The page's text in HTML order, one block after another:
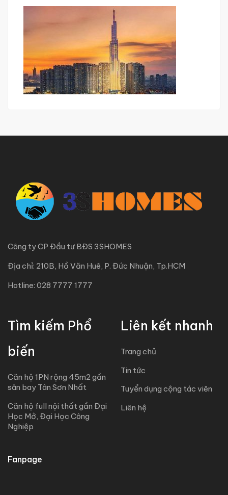
Công ty CP Đầu tư BĐS 3SHOMES
Địa chỉ: 210B, Hồ Văn Huê, P. Đức Nhuận, Tp.HCM
Hotline: 028 7777 1777
Tìm kiếm Phổ
biến
Căn hộ 1PN rộng 45m2 gần
sân bay Tân Sơn Nhất
Căn hộ full nội thất gần Đại
Học Mở, Đại Học Công
Nghiệp
Liên kết nhanh
Trang chủ
Tin tức
Tuyển dụng cộng tác viên
Liên hệ
Fanpage